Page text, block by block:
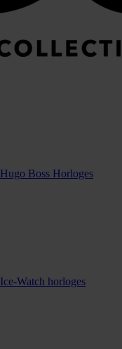
Hugo Boss Horloges
Ice-Watch horloges